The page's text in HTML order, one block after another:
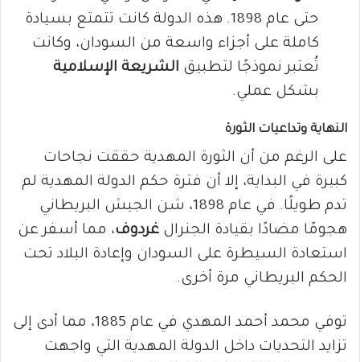
حتى عام 1898. هذه الدولة كانت تتمتع بسيادة
كاملة على أجزاء واسعة من السودان، وكانت
تُعتبر نموذجًا لتطبيق الشريعة الإسلامية
بشكل عملي.
النهاية وتداعيات الثورة
على الرغم من أن الثورة المهدية حققت نجاحات
كبيرة في البداية، إلا أن فترة حكم الدولة المهدية لم
تدم طويلًا. في عام 1898، شن الجيش البريطاني
هجومًا مضادًا بقيادة الجنرال غردوف، مما أسفر عن
استعادة السيطرة على السودان وإعادة البلاد تحت
الحكم البريطاني مرة أخرى.
توفي محمد أحمد المهدي في عام 1885، مما أدى إلى
تزايد التحديات داخل الدولة المهدية التي واجهت